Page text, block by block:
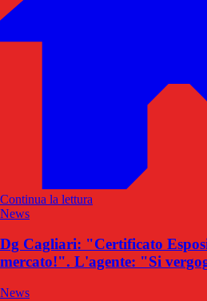
Continua la lettura
News
Dg Cagliari: "Certificato
mercato!". L'agente: "Si
News